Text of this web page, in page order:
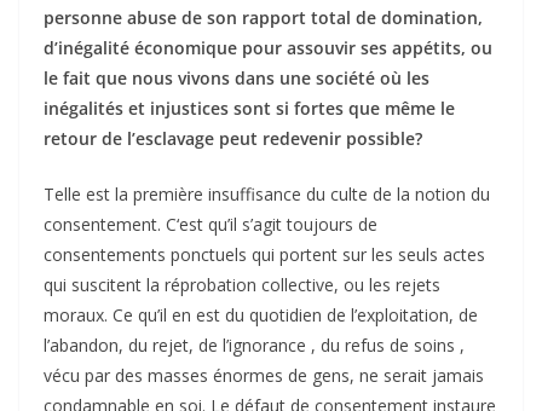
personne abuse de son rapport total de domination,
d’inégalité économique pour assouvir ses appétits, ou
le fait que nous vivons dans une société où les
inégalités et injustices sont si fortes que même le
retour de l’esclavage peut redevenir possible?
Telle est la première insuffisance du culte de la notion du
consentement. C‘est qu’il s’agit toujours de
consentements ponctuels qui portent sur les seuls actes
qui suscitent la réprobation collective, ou les rejets
moraux. Ce qu’il en est du quotidien de l’exploitation, de
l’abandon, du rejet, de l’ignorance , du refus de soins ,
vécu par des masses énormes de gens, ne serait jamais
condamnable en soi. Le défaut de consentement instaure